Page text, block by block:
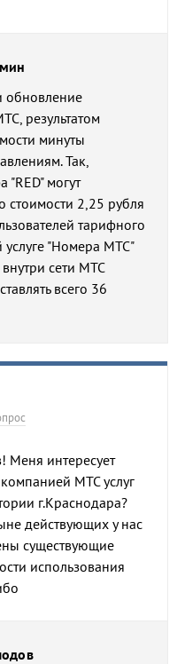
обновление
результатом
минуты
Так,
могут
стоимости 2,25 рубля
тарифного
"Номера МТС"
сети МТС
всего 36
интересует
МТС услуг
г.Краснодара?
действующих у нас
существующие
использования